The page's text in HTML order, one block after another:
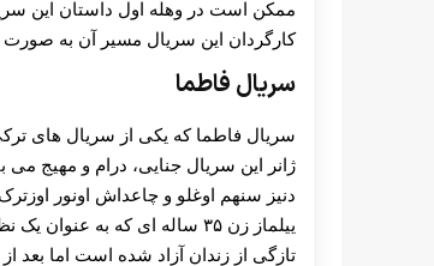
ممکن است در وهله اول داستان این
کارگردان این سریال مسیر آن به
سریال فاطما
ژانر این سریال جنایی، درام و مهیج می
دنیز سنهم اوغلو و چاعداش اونور
ییلماز زن ۳۵ ساله ای که به
تازگی از زندان آزاد شده است اما بعد